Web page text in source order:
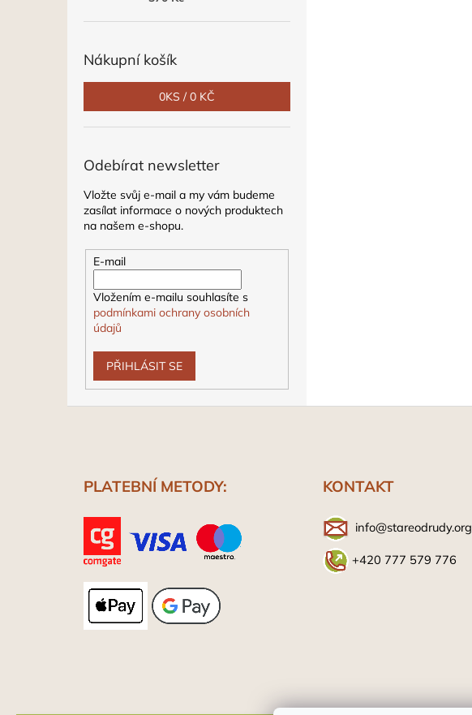
Nákupní košík
0KS /0 KČ
Odebírat newsletter
Vložte svůj e-mail a my vám budeme
zasílat informace o nových produktech
na našem e-shopu.
E-mail
Vložením e-mailu souhlasíte s
podmínkami ochrany osobních
údajů
PŘIHLÁSIT SE
PLATEBNÍ METODY: KONTAKT
info@stareodrudy.org
+420 777 579 776